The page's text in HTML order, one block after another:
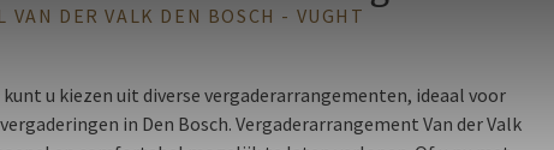
VAN DER VALK DEN BOSCH - VUGHT
u kiezen uit diverse vergaderarrangementen, ideaal voor
in Den Bosch. Vergaderarrangement Van der Valk